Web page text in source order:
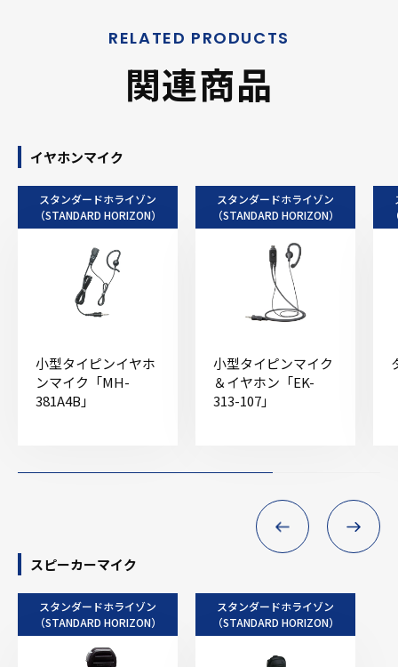
関連商品
イヤホンマイク
スタンダードホライゾン
（STANDARD HORIZON）
小型タイピンイヤホ
ンマイク「MH-
381A4B」
スタンダードホライゾン
（STANDARD HORIZON）
小型タイピンマイク
＆イヤホン「EK-
313-107」
スピーカーマイク
スタンダードホライゾン
（STANDARD HORIZON）
スタンダードホライゾン
（STANDARD HORIZON）